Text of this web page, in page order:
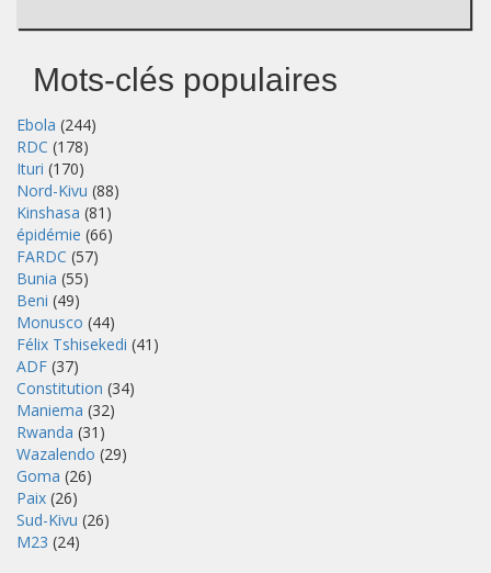
Mots-clés populaires
Ebola (244)
RDC (178)
Ituri (170)
Nord-Kivu (88)
Kinshasa (81)
épidémie (66)
FARDC (57)
Bunia (55)
Beni (49)
Monusco (44)
Félix Tshisekedi (41)
ADF (37)
Constitution (34)
Maniema (32)
Rwanda (31)
Wazalendo (29)
Goma (26)
Paix (26)
Sud-Kivu (26)
M23 (24)